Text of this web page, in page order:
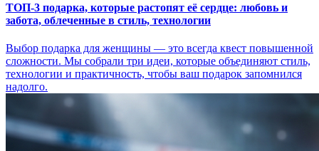
ТОП-3 подарка, которые растопят её сердце: любовь и
забота, облеченные в стиль, технологии
Выбор подарка для женщины — это всегда квест повышенной
сложности. Мы собрали три идеи, которые объединяют стиль,
технологии и практичность, чтобы ваш подарок запомнился
надолго.